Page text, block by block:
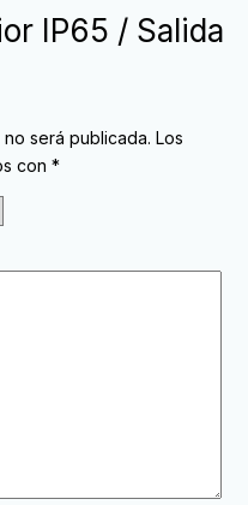
IP65 / Salida
será publicada. Los
con *